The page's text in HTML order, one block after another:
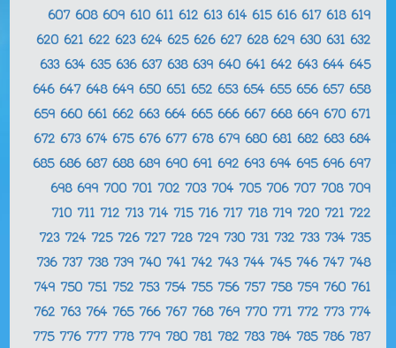
607 608 609 610 611 612 613 614 615 616 617 618 619
620 621 622 623 624 625 626 627 628 629 630 631 632
633 634 635 636 637 638 639 640 641 642 643 644 645
646 647 648 649 650 651 652 653 654 655 656 657 658
659 660 661 662 663 664 665 666 667 668 669 670 671
672 673 674 675 676 677 678 679 680 681 682 683 684
685 686 687 688 689 690 691 692 693 694 695 696 697
698 699 700 701 702 703 704 705 706 707 708 709
710 711 712 713 714 715 716 717 718 719 720 721 722
723 724 725 726 727 728 729 730 731 732 733 734 735
736 737 738 739 740 741 742 743 744 745 746 747 748
749 750 751 752 753 754 755 756 757 758 759 760 761
762 763 764 765 766 767 768 769 770 771 772 773 774
775 776 777 778 779 780 781 782 783 784 785 786 787